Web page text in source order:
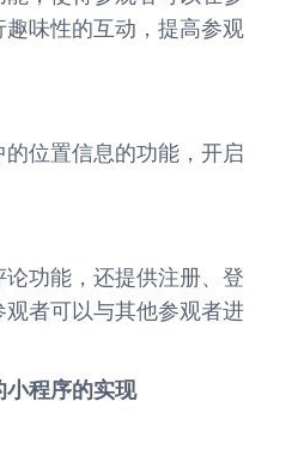
味性的互动，提高参观
位置信息的功能，开启
功能，还提供注册、登
者可以与其他参观者进
小程序的实现